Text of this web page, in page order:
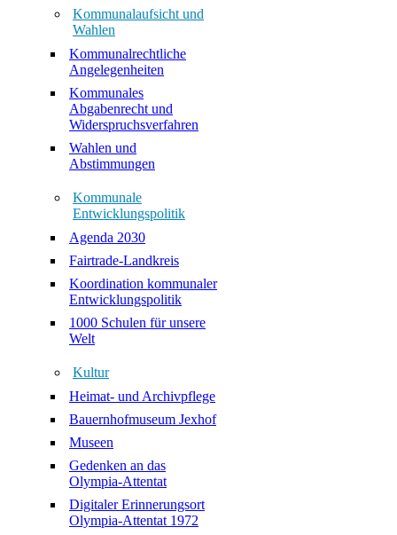
Kommunalaufsicht und
Wahlen
Kommunalrechtliche
Angelegenheiten
Kommunales
Abgabenrecht und
Widerspruchsverfahren
Wahlen und
Abstimmungen
Kommunale
Entwicklungspolitik
Agenda 2030
Fairtrade-Landkreis
Koordination kommunaler
Entwicklungspolitik
1000 Schulen für unsere
Welt
Kultur
Heimat- und Archivpflege
Bauernhofmuseum Jexhof
Museen
Gedenken an das
Olympia-Attentat
Digitaler Erinnerungsort
Olympia-Attentat 1972